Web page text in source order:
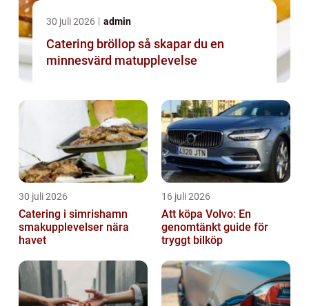
30 juli 2026 admin
Catering bröllop så skapar du en
minnesvärd matupplevelse
30 juli 2026
Catering i simrishamn
smakupplevelser nära
havet
16 juli 2026
Att köpa Volvo: En
genomtänkt guide för
tryggt bilköp